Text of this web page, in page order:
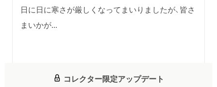
日に日に寒さが厳しくなってまいりましたが、皆さ
まいかが...
コレクター限定アップデート